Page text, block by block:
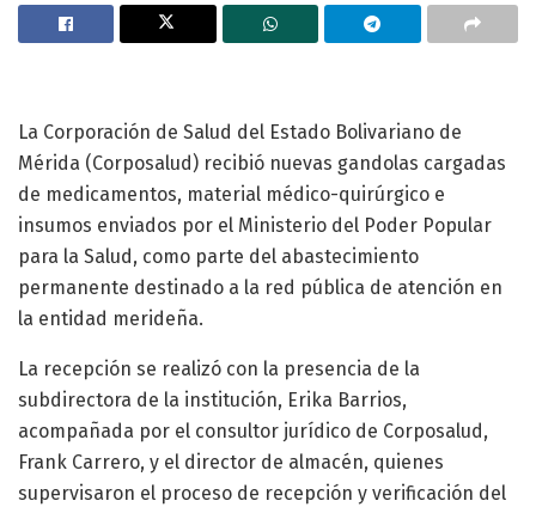
La Corporación de Salud del Estado Bolivariano de
Mérida (Corposalud) recibió nuevas gandolas cargadas
de medicamentos, material médico-quirúrgico e
insumos enviados por el Ministerio del Poder Popular
para la Salud, como parte del abastecimiento
permanente destinado a la red pública de atención en
la entidad merideña.
La recepción se realizó con la presencia de la
subdirectora de la institución, Erika Barrios,
acompañada por el consultor jurídico de Corposalud,
Frank Carrero, y el director de almacén, quienes
supervisaron el proceso de recepción y verificación del